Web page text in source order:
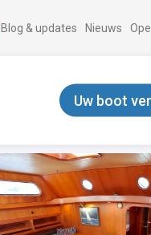
Blog & updates Nieuws
Uw boot